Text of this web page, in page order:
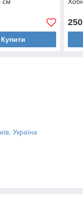
см
Купити
250
Україна